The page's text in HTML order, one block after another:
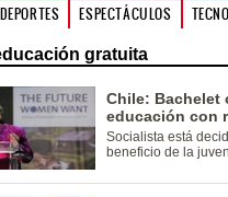
DEPORTES ESPECTÁCULOS
gratuita
Chile: Bachelet
educación con
Socialista está
beneficio de la